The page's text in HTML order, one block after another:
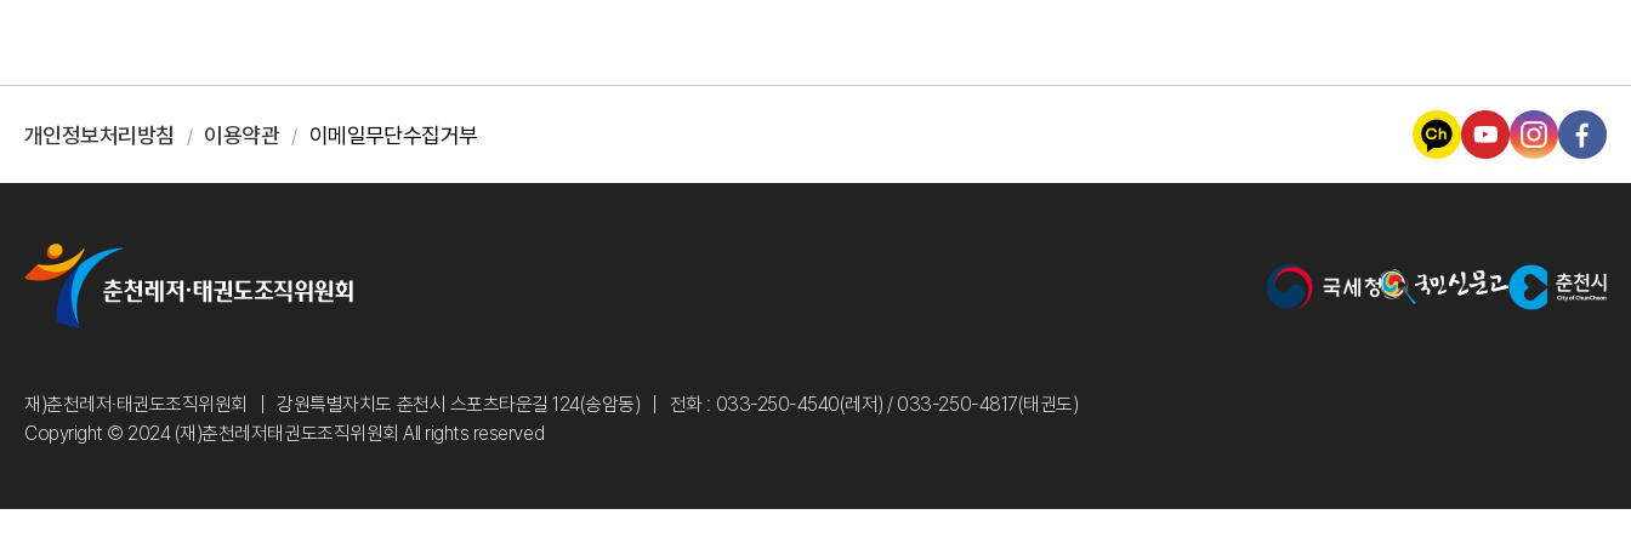
개인정보처리방침 이용약관 이메일무단수집거부
재)춘천레저·태권도조직위원회 강원특별자치도 춘천시 스포츠타운길 124(송암동)
전화 : 033-250-4540(레저) / 033-250-4817(태권도)
Copyright © 2024 (재)춘천레저태권도조직위원회 All rights reserved